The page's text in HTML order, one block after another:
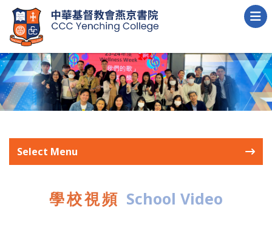
Select Menu
學校視頻 School Video